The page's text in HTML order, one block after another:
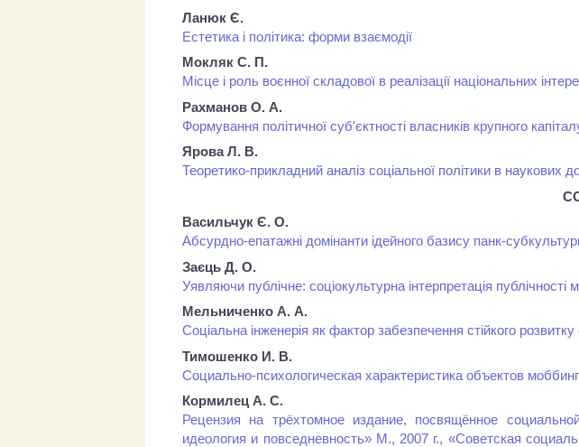
Ланюк Є.
Естетика і політика: форми взаємодії
Мокляк С. П.
Місце і роль воєнної складової в реалізації національних
Рахманов О. А.
Формування політичної суб'єктності власників крупного
Ярова Л. В.
Теоретико-прикладний аналіз соціальної політики в наукових
Васильчук Є. О.
Абсурдно-епатажні домінанти ідейного базису панк-
Заєць Д. О.
Уявляючи публічне: соціокультурна інтерпретація публічності
Мельниченко А. А.
Соціальна інженерія як фактор забезпечення стійкого
Тимошенко И. В.
Социально-психологическая характеристика объектов
Кормилец А. С.
Рецензия на трёхтомное издание, посвящённое
идеология и повседневность» М., 2007 г., «Советская